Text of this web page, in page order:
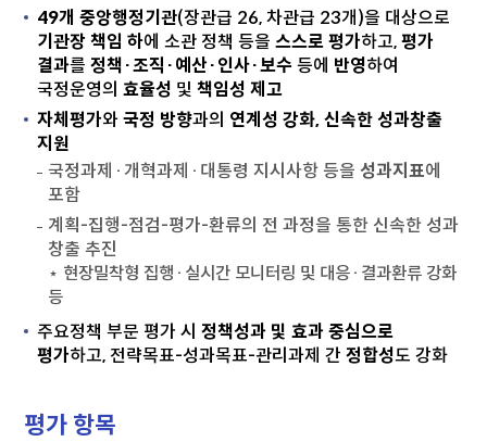
R&D(선택안됨)
행정관리역량(선택안됨)
49개 중앙행정기관(장관급 26, 차관급 23개)을 대상으로
기관장 책임 하에 소관 정책 등을 스스로 평가하고,평가
결과를 정책·조직·예산·인사·보수등에 반영하여
국정운영의 효율성 및 책임성 제고
자체평가와국정 방향과의 연계성 강화, 신속한 성과창출
지원
국정과제·개혁과제·대통령 지시사항 등을 성과지표에
포함
계획-집행-점검-평가-환류의 전 과정을 통한 신속한 성과
창출 추진
⋆ 현장밀착형 집행·실시간 모니터링 및 대응·결과환류 강화
등
주요정책 부문 평가 시 정책성과 및 효과 중심으로
평가하고, 전략목표-성과목표-관리과제 간 정합성도 강화
평가 항목